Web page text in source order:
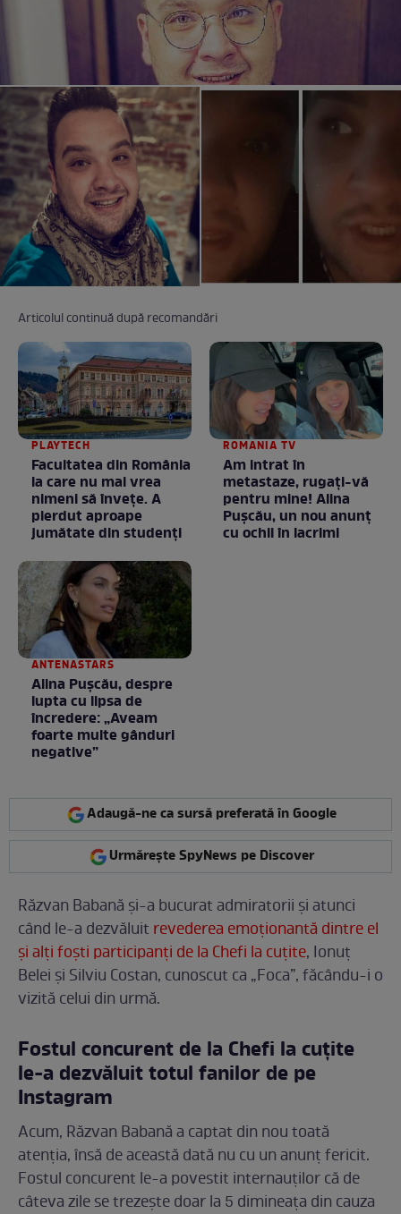
Articolul continuă după recomandări
PLAYTECH
Facultatea din România
la care nu mai vrea
nimeni să înveţe. A
pierdut aproape
jumătate din studenţi
ROMANIA TV
Am intrat în
metastaze, rugaţi-vă
pentru mine! Alina
Puşcău, un nou anunţ
cu ochii în lacrimi
ANTENASTARS
Alina Pușcău, despre
lupta cu lipsa de
încredere: „Aveam
foarte multe gânduri
negative”
Adaugă-ne ca sursă preferată în Google
Urmărește SpyNews pe Discover
Răzvan Babană și-a bucurat admiratorii și atunci
când le-a dezvăluit revederea emoționantă dintre el
și alți foști participanți de la Chefi la cuțite, Ionuț
Belei și Silviu Costan, cunoscut ca „Foca”, făcându-i o
vizită celui din urmă.
Fostul concurent de la Chefi la cuțite
le-a dezvăluit totul fanilor de pe
Instagram
Acum, Răzvan Babană a captat din nou toată
atenția, însă de această dată nu cu un anunț fericit.
Fostul concurent le-a povestit internauților că de
câteva zile se trezește doar la 5 dimineața din cauza